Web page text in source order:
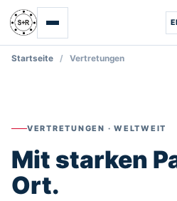
Startseite Vertretungen
VERTRETUNGEN · WELTWEIT
Mit starken
Ort.